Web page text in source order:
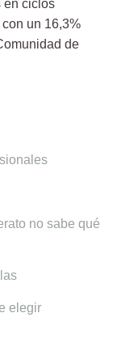
en ciclos
un 16,3%
de
no sabe qué
elegir